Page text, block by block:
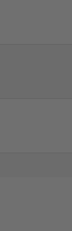
d'article